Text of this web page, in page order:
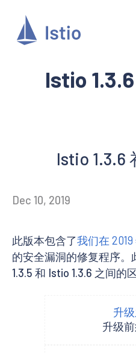
Istio
Istio 1.3.6
Dec 10, 2019
此版本包含了我们在 2019
的安全漏洞的修复程序
1.3.5 和 Istio 1.3.6 之间的区
升
升级前